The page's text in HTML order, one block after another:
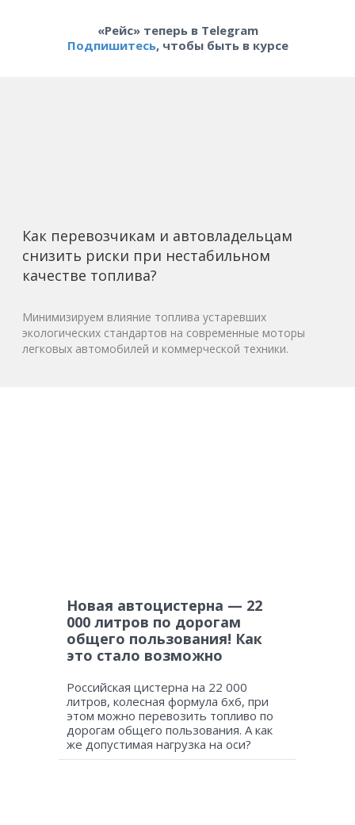
«Рейс» теперь в Telegram
Подпишитесь, чтобы быть в курсе
Как перевозчикам и автовладельцам
снизить риски при нестабильном
качестве топлива?
Минимизируем влияние топлива устаревших
экологических стандартов на современные моторы
легковых автомобилей и коммерческой техники.
Новая автоцистерна — 22
000 литров по дорогам
общего пользования! Как
это стало возможно
Российская цистерна на 22 000
литров, колесная формула 6х6, при
этом можно перевозить топливо по
дорогам общего пользования. А как
же допустимая нагрузка на оси?